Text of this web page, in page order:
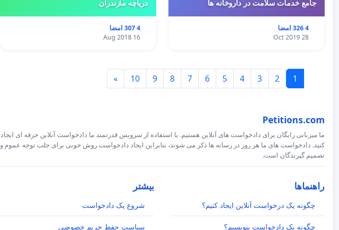
جامع خدمات سلامت در داروخانه ها
4 326 امضا
28 Oct 2019
دریاچه مازندران
4 307 امضا
16 Aug 2018
1
2
3
4
5
6
7
8
9
10
»
Petitions.com
ما میزبانی رایگان برای دادخواست های آنلاین هستیم. با استفاده از سرویس قدرتمند ما دادخواست آنلاین حرفه ای ایجاد
کنید. دادخواست های ما هر روز در رسانه ها ذکر می شوند، بنابراین ایجاد دادخواست روش خوبی برای جلب توجه عموم و
تصمیم گیرندگان است.
راهنماها
چگونه یک درخواست آنلاین ایجاد کنیم؟
چگونه یک دادخواست بنویسیم؟
بیشتر
شروع یک دادخواست
سیاست حفظ حریم خصوصی